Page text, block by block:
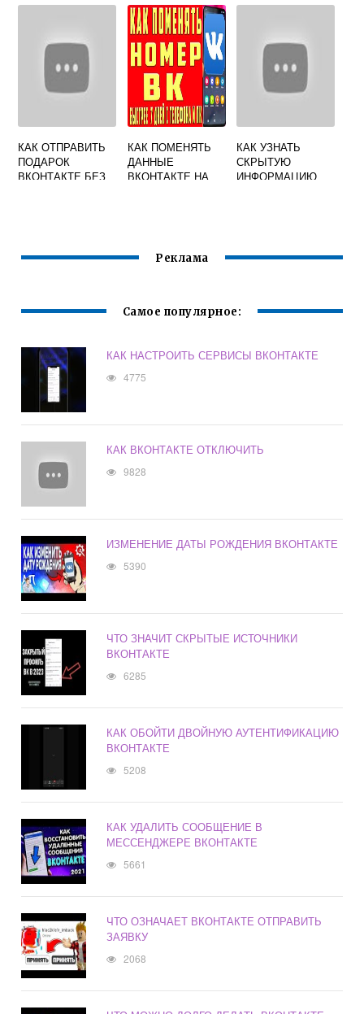
ТЕЛЕФОНА
КАК ОТПРАВИТЬ
ПОДАРОК
ВКОНТАКТЕ БЕЗ
КАК ПОМЕНЯТЬ
ДАННЫЕ
ВКОНТАКТЕ НА
КАК УЗНАТЬ
СКРЫТУЮ
ИНФОРМАЦИЮ
Реклама
Самое популярное:
КАК НАСТРОИТЬ СЕРВИСЫ ВКОНТАКТЕ
4775
КАК ВКОНТАКТЕ ОТКЛЮЧИТЬ
9828
ИЗМЕНЕНИЕ ДАТЫ РОЖДЕНИЯ ВКОНТАКТЕ
5390
ЧТО ЗНАЧИТ СКРЫТЫЕ ИСТОЧНИКИ
ВКОНТАКТЕ
6285
КАК ОБОЙТИ ДВОЙНУЮ АУТЕНТИФИКАЦИЮ
ВКОНТАКТЕ
5208
КАК УДАЛИТЬ СООБЩЕНИЕ В
МЕССЕНДЖЕРЕ ВКОНТАКТЕ
5661
ЧТО ОЗНАЧАЕТ ВКОНТАКТЕ ОТПРАВИТЬ
ЗАЯВКУ
2068